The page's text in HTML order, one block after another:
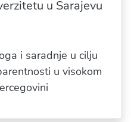
u Sarajevu
i saradnje u cilju
u visokom